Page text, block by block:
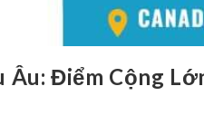
Âu: Điểm Cộng